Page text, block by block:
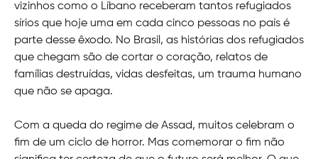
vizinhos como o Líbano receberam tantos refugiados
sírios que hoje uma em cada cinco pessoas no país é
parte desse êxodo. No Brasil, as histórias dos refugiados
que chegam são de cortar o coração, relatos de
famílias destruídas, vidas desfeitas, um trauma humano
que não se apaga.
Com a queda do regime de Assad, muitos celebram o
fim de um ciclo de horror. Mas comemorar o fim não